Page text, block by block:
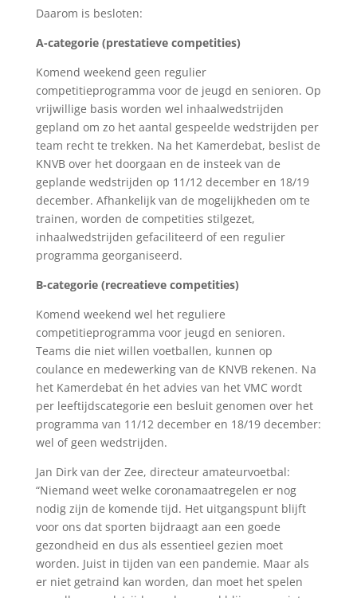
Daarom is besloten:
A-categorie (prestatieve competities)
Komend weekend geen regulier
competitieprogramma voor de jeugd en senioren. Op
vrijwillige basis worden wel inhaalwedstrijden
gepland om zo het aantal gespeelde wedstrijden per
team recht te trekken. Na het Kamerdebat, beslist de
KNVB over het doorgaan en de insteek van de
geplande wedstrijden op 11/12 december en 18/19
december. Afhankelijk van de mogelijkheden om te
trainen, worden de competities stilgezet,
inhaalwedstrijden gefaciliteerd of een regulier
programma georganiseerd.
B-categorie (recreatieve competities)
Komend weekend wel het reguliere
competitieprogramma voor jeugd en senioren.
Teams die niet willen voetballen, kunnen op
coulance en medewerking van de KNVB rekenen. Na
het Kamerdebat én het advies van het VMC wordt
per leeftijdscategorie een besluit genomen over het
programma van 11/12 december en 18/19 december:
wel of geen wedstrijden.
Jan Dirk van der Zee, directeur amateurvoetbal:
“Niemand weet welke coronamaatregelen er nog
nodig zijn de komende tijd. Het uitgangspunt blijft
voor ons dat sporten bijdraagt aan een goede
gezondheid en dus als essentieel gezien moet
worden. Juist in tijden van een pandemie. Maar als
er niet getraind kan worden, dan moet het spelen